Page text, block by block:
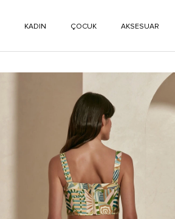
KADIN ÇOCUK AKSESUAR